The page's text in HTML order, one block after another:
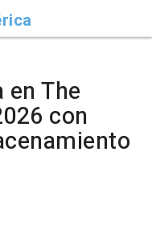
en The
con